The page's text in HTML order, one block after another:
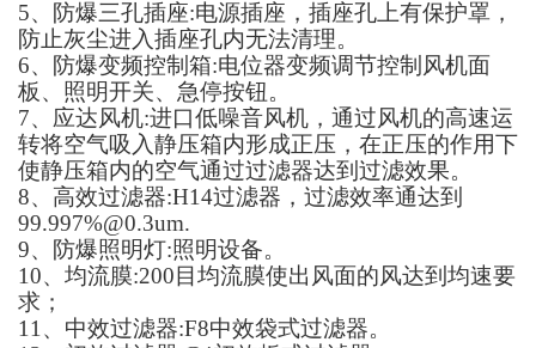
5、防爆三孔插座:电源插座，插座孔上有保护罩，
防止灰尘进入插座孔内无法清理。
6、防爆变频控制箱:电位器变频调节控制风机面
板、照明开关、急停按钮。
7、应达风机:进口低噪音风机，通过风机的高速运
转将空气吸入静压箱内形成正压，在正压的作用下
使静压箱内的空气通过过滤器达到过滤效果。
8、高效过滤器:H14过滤器，过滤效率通达到
99.997%@0.3um.
9、防爆照明灯:照明设备。
10、均流膜:200目均流膜使出风面的风达到均速要
求；
11、中效过滤器:F8中效袋式过滤器。